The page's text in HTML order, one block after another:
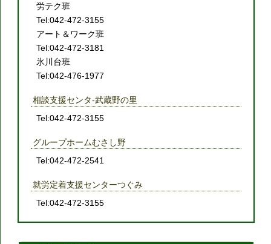
労テク班
Tel:042-472-3155
アート＆ワーク班
Tel:042-472-3181
氷川台班
Tel:042-476-1977
相談支援センタ-武蔵野の里
Tel:042-472-3155
グループホームむさし野
Tel:042-472-2541
就労定着支援センターつぐみ
Tel:042-472-3155